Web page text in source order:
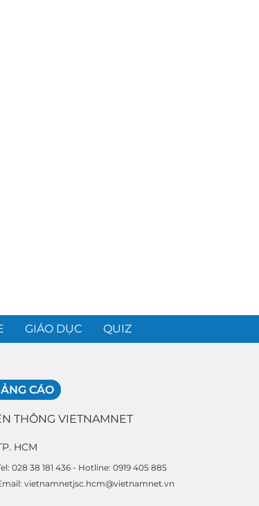
GIÁO DỤC QUIZ
CÁO
THÔNG VIETNAMNET
HCM
028 38 181 436 - Hotline: 0919 405 885
vietnamnetjsc.hcm@vietnamnet.vn